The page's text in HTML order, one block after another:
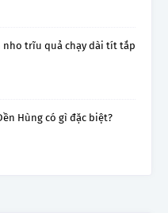
nho trĩu quả chạy dài tít tắp
Hùng có gì đặc biệt?